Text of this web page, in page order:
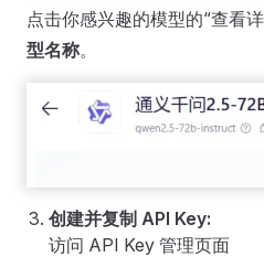
点击你感兴趣的模型的“查看
型名称。
创建并复制 API Key:
访问 API Key 管理页面